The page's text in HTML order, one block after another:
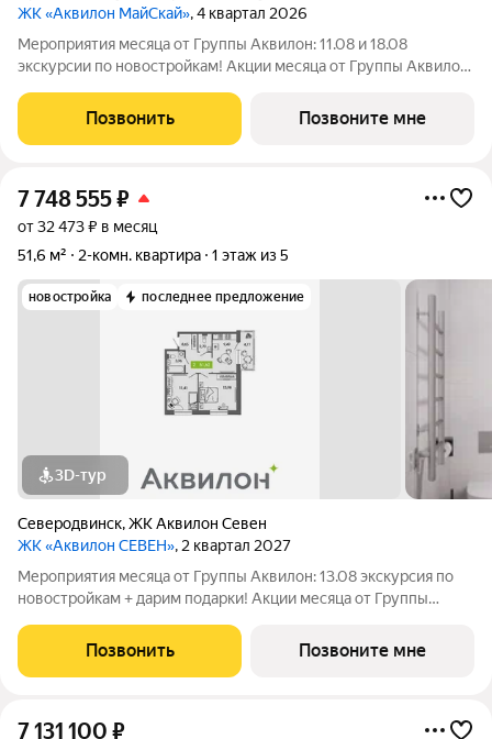
ЖК «Аквилон МайСкай», 4 квартал 2026
Мероприятия месяца от Группы Аквилон: 11.08 и 18.08
экскурсии по новостройкам! Акции месяца от Группы Аквилон:
млн !Арктическая ипотека. ПСК: 18,32-21,9%. Ставка 1%!
Семейная ипотека. ПСК:
Позвонить Позвоните мне
7 748 555₽
от 32 473 ₽ в месяц
51,6 м²
2-комн. квартира 1 этаж из 5
новостройка последнее предложение
3D-тур
Северодвинск,ЖК Аквилон Севен
ЖК «Аквилон СЕВЕН», 2 квартал 2027
Мероприятия месяца от Группы Аквилон: 13.08 экскурсия по
новостройкам + дарим подарки! Акции месяца от Группы
ВЗНОС в августе! СКИДКИ до 2 млн ! Комфортные программы
рассрочки от Застройщика!
Позвонить Позвоните мне
7 131 100 ₽